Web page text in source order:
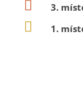
3.
1.